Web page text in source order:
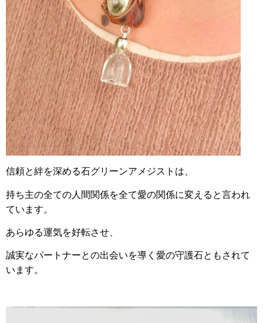
信頼と絆を深める石グリーンアメジストは、
持ち主の全ての人間関係を全て愛の関係に変えると言われ
ています。
あらゆる運気を好転させ、
誠実なパートナーとの出会いを導く愛の守護石ともされて
います。